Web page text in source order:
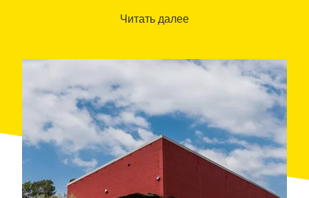
Читать далее